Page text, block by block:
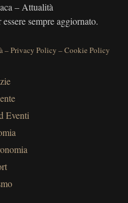
– Attualità
sempre aggiornato.
–Privacy Policy –Cookie Policy
Eventi